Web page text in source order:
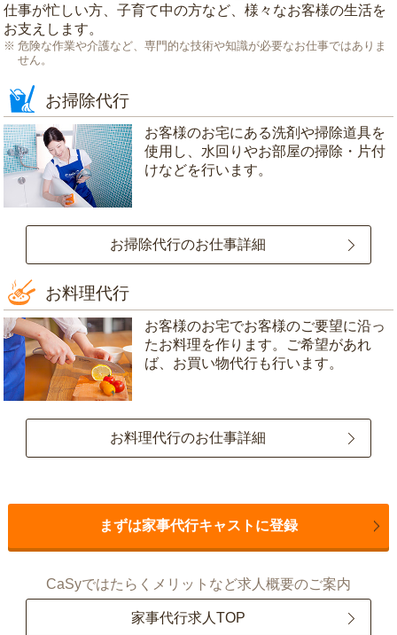
仕事が忙しい方、子育て中の方など、様々なお客様の生活を
お支えします。
危険な作業や介護など、専門的な技術や知識が必要なお仕事ではありま
せん。
お掃除代行
お客様のお宅にある洗剤や掃除道具を
使用し、水回りやお部屋の掃除・片付
けなどを行います。
お掃除代行のお仕事詳細
お料理代行
お客様のお宅でお客様のご要望に沿っ
たお料理を作ります。ご希望があれ
ば、お買い物代行も行います。
お料理代行のお仕事詳細
まずは家事代行キャストに登録
CaSyではたらくメリットなど求人概要のご案内
家事代行求人TOP